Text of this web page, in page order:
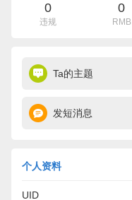
0
违规
0
RMB
Ta的主题
发短消息
个人资料
UID